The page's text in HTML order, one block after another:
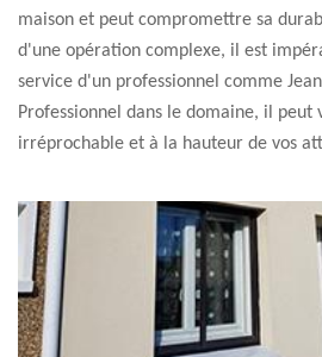
maison et peut compromettre sa
d'une opération complexe, il est
service d'un professionnel comme
Professionnel dans le domaine, il
irréprochable et à la hauteur de vos